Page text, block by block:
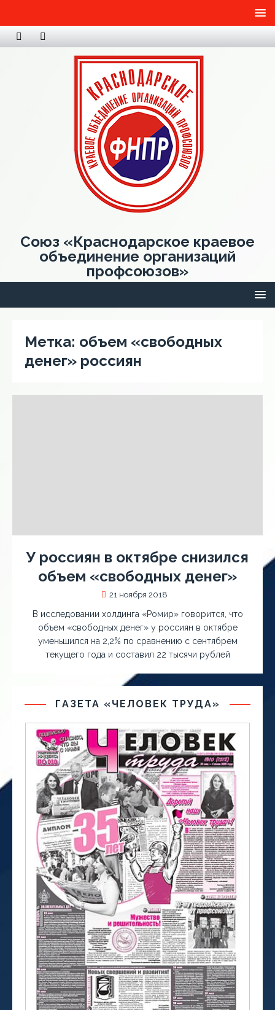
Союз «Краснодарское краевое
объединение организаций
профсоюзов»
Метка: объем «свободных
денег» россиян
У россиян в октябре снизился
объем «свободных денег»
21 ноября 2018
В исследовании холдинга «Ромир» говорится, что
объем «свободных денег» у россиян в октябре
уменьшился на 2,2% по сравнению с сентябрем
текущего года и составил 22 тысячи рублей
ГАЗЕТА «ЧЕЛОВЕК ТРУДА»